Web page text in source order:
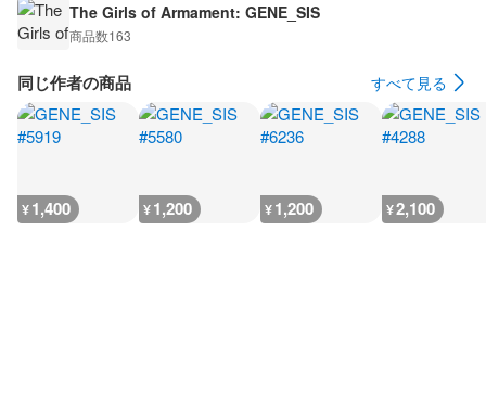
The Girls of Armament: GENE_SIS
商品数163
同じ作者の商品 すべて見る
¥1,400 ¥1,200 ¥1,200 ¥2,100